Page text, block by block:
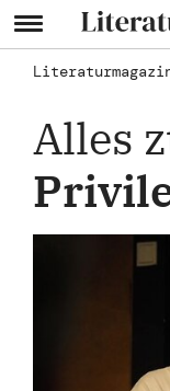
Alles